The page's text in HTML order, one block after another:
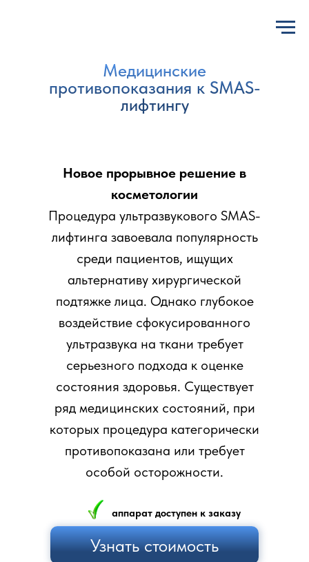
Медицинские
противопоказания к SMAS-
лифтингу
Новое прорывное решение в
косметологии
Процедура ультразвукового SMAS-
лифтинга завоевала популярность
среди пациентов, ищущих
альтернативу хирургической
подтяжке лица. Однако глубокое
воздействие сфокусированного
ультразвука на ткани требует
серьезного подхода к оценке
состояния здоровья. Существует
ряд медицинских состояний, при
которых процедура категорически
противопоказана или требует
особой осторожности.
аппарат доступен к заказу
Узнать стоимость